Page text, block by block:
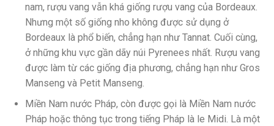
nam, rượu vang vẫn khá giống rượu vang của Bordeaux.
Nhưng một số giống nho không được sử dụng ở
Bordeaux là phổ biến, chẳng hạn như Tannat. Cuối cùng,
ở những khu vực gần dãy núi Pyrenees nhất. Rượu vang
được làm từ các giống địa phương, chẳng hạn như Gros
Manseng và Petit Manseng.
Miền Nam nước Pháp, còn được gọi là Miền Nam nước
Pháp hoặc thông tục trong tiếng Pháp là le Midi. Là một